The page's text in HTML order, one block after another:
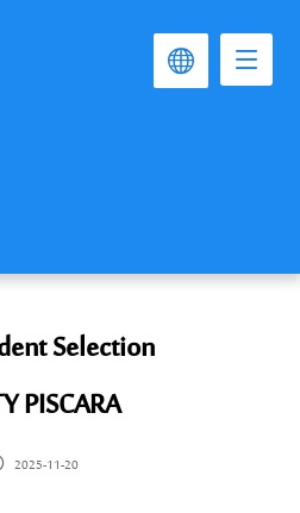
Selection
PISCARA
2025-11-20